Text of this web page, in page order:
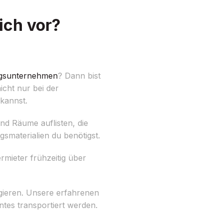
vor?
? Dann bist
nur bei der
Räume auflisten, die
du benötigst.
frühzeitig über
Unsere erfahrenen
transportiert werden.